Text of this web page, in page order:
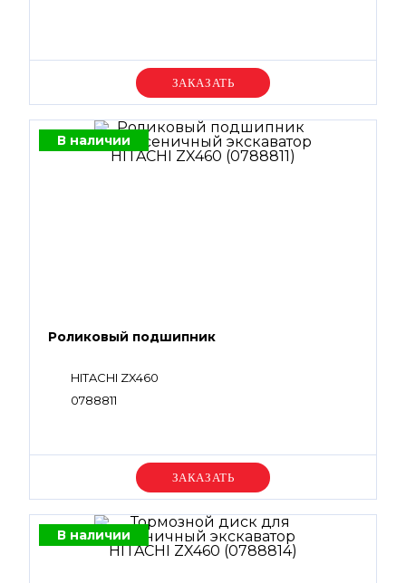
Уточняйте цену
В наличии
Роликовый подшипник
HITACHI ZX460
0788811
Уточняйте цену
В наличии